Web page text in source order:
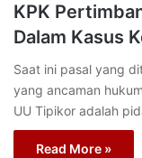
KPK
Dalam Kasus
Saat ini pasal yang
yang ancaman
UU Tipikor adalah
Read More »